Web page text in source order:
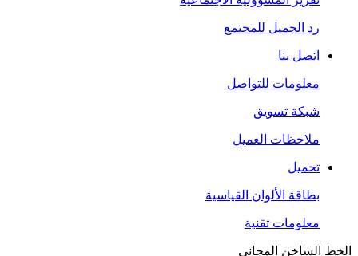
رد الجميل للمجتمع
اتصل بنا
معلومات للتواصل
شبكة تسويق
ملاحظات العميل
تحميل
بطاقة الألوان القياسية
معلومات تقنية
الخط الساخن المجاني